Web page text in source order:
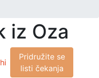
iz Oza
Pridružite se
listi čekanja